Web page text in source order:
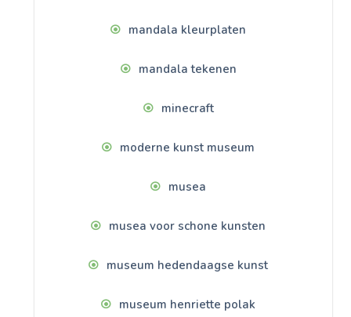
mandala kleurplaten
mandala tekenen
minecraft
moderne kunst museum
musea
musea voor schone kunsten
museum hedendaagse kunst
museum henriette polak